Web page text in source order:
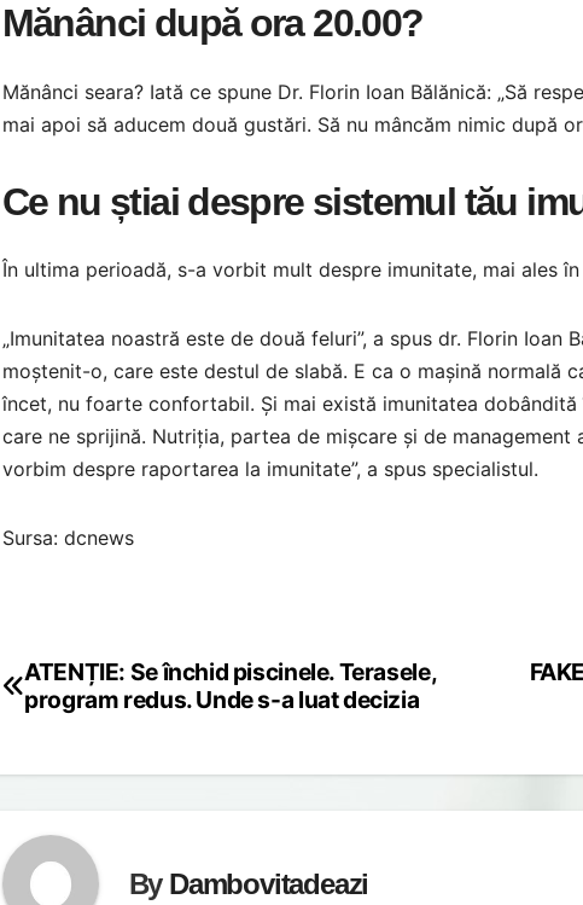
Mănânci după ora 20.00?
Mănânci seara? Iată ce spune Dr. Florin Ioan Bălănică: „Să
mai apoi să aducem două gustări. Să nu mâncăm nimic după
Ce nu știai despre sistemul tău
În ultima perioadă, s-a vorbit mult despre imunitate, mai ales
„Imunitatea noastră este de două feluri”, a spus dr. Florin Ioan
moștenit-o, care este destul de slabă. E ca o mașină normală
încet, nu foarte confortabil. Și mai există imunitatea
care ne sprijină. Nutriția, partea de mișcare și de
vorbim despre raportarea la imunitate”, a spus specialistul.
Sursa: dcnews
Post
ATENȚIE: Se închid piscinele. Terasele,
program redus. Unde s-a luat decizia
By Dambovitadeazi